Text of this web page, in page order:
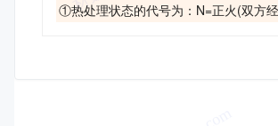
①热处理状态的代号为：N=正火(双方